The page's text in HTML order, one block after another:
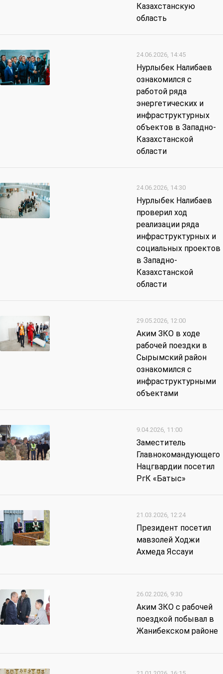
Казахстанскую
область
24.06.2026, 14:45
Нурлыбек Налибаев
ознакомился с
работой ряда
энергетических и
инфраструктурных
объектов в Западно-
Казахстанской
области
24.06.2026, 14:30
Нурлыбек Налибаев
проверил ход
реализации ряда
инфраструктурных и
социальных проектов
в Западно-
Казахстанской
области
29.05.2026, 12:00
Аким ЗКО в ходе
рабочей поездки в
Сырымский район
ознакомился с
инфраструктурными
объектами
9.04.2026, 11:00
Заместитель
Главнокомандующего
Нацгвардии посетил
РгК «Батыс»
21.03.2026, 12:24
Президент посетил
мавзолей Ходжи
Ахмеда Яссауи
26.02.2026, 9:30
Аким ЗКО с рабочей
поездкой побывал в
Жанибекском районе